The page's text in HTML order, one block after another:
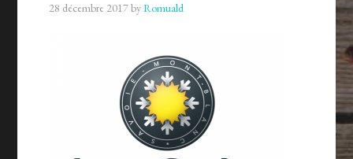
28 décembre 2017byRomuald